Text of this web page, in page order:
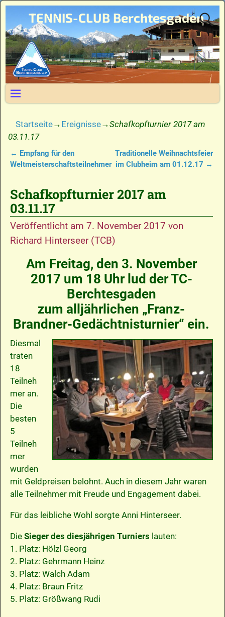
TENNIS-CLUB Berchtesgaden
Startseite→ Ereignisse→Schafkopfturnier 2017 am
03.11.17
Artikelnavigation
← Empfang für den
Weltmeisterschaftsteilnehmer
Traditionelle Weihnachtsfeier
im Clubheim am 01.12.17 →
Schafkopfturnier 2017 am
03.11.17
Veröffentlicht am 7. November 2017 von
Richard Hinterseer (TCB)
Am Freitag, den 3. November
2017 um 18 Uhr lud der TC-
Berchtesgaden
zum alljährlichen „Franz-
Brandner-Gedächtnisturnier“ ein.
Diesmal
traten
18
Teilneh
mer an.
Die
besten
5
Teilneh
mer
wurden
mit Geldpreisen belohnt. Auch in diesem Jahr waren
alle Teilnehmer mit Freude und Engagement dabei.
Für das leibliche Wohl sorgte Anni Hinterseer.
Die Sieger des diesjährigen Turniers lauten:
1. Platz: Hölzl Georg
2. Platz: Gehrmann Heinz
3. Platz: Walch Adam
4. Platz: Braun Fritz
5. Platz: Größwang Rudi